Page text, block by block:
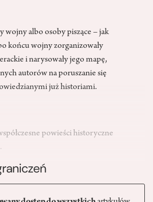
wojny albo osoby piszące – jak
końcu wojny zorganizowały
i narysowały jego mapę,
autorów na poruszanie się
już historiami.
powieści historyczne